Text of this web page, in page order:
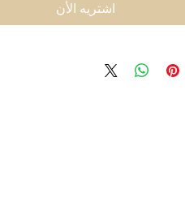
اشتريه الأن